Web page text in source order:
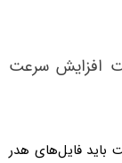
افزایش سرعت
باید فایل‌های هدر